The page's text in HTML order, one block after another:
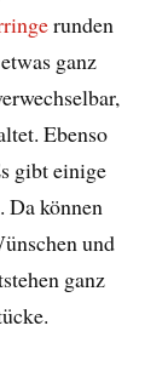
runden
ganz
Ebenso
gibt einige
Da können
und
ganz